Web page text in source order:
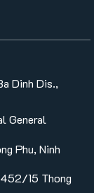
Dinh Dis.,
General
Phu, Ninh
15 Thong